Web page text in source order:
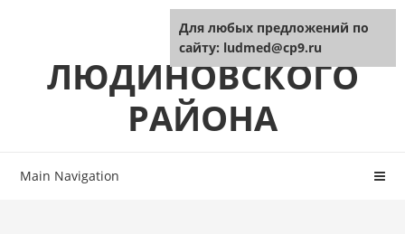
ЦРБ
ЛЮДИНОВСКОГО
РАЙОНА
Main Navigation
Для любых предложений по
сайту: ludmed@cp9.ru